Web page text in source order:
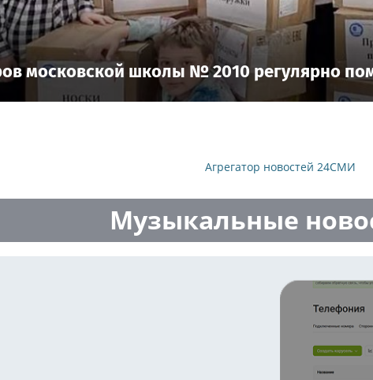
московской школы № 2010 регулярно
Агрегатор новостей 24СМИ
Музыкальные